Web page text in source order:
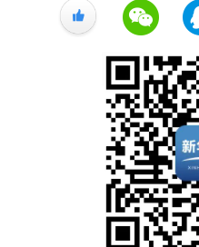
+1